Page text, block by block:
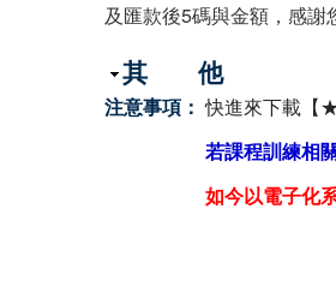
及匯款後5碼與金額，感謝
隱藏
其 他
注意事項：快進來下載【
若課程訓練相
如今以電子化